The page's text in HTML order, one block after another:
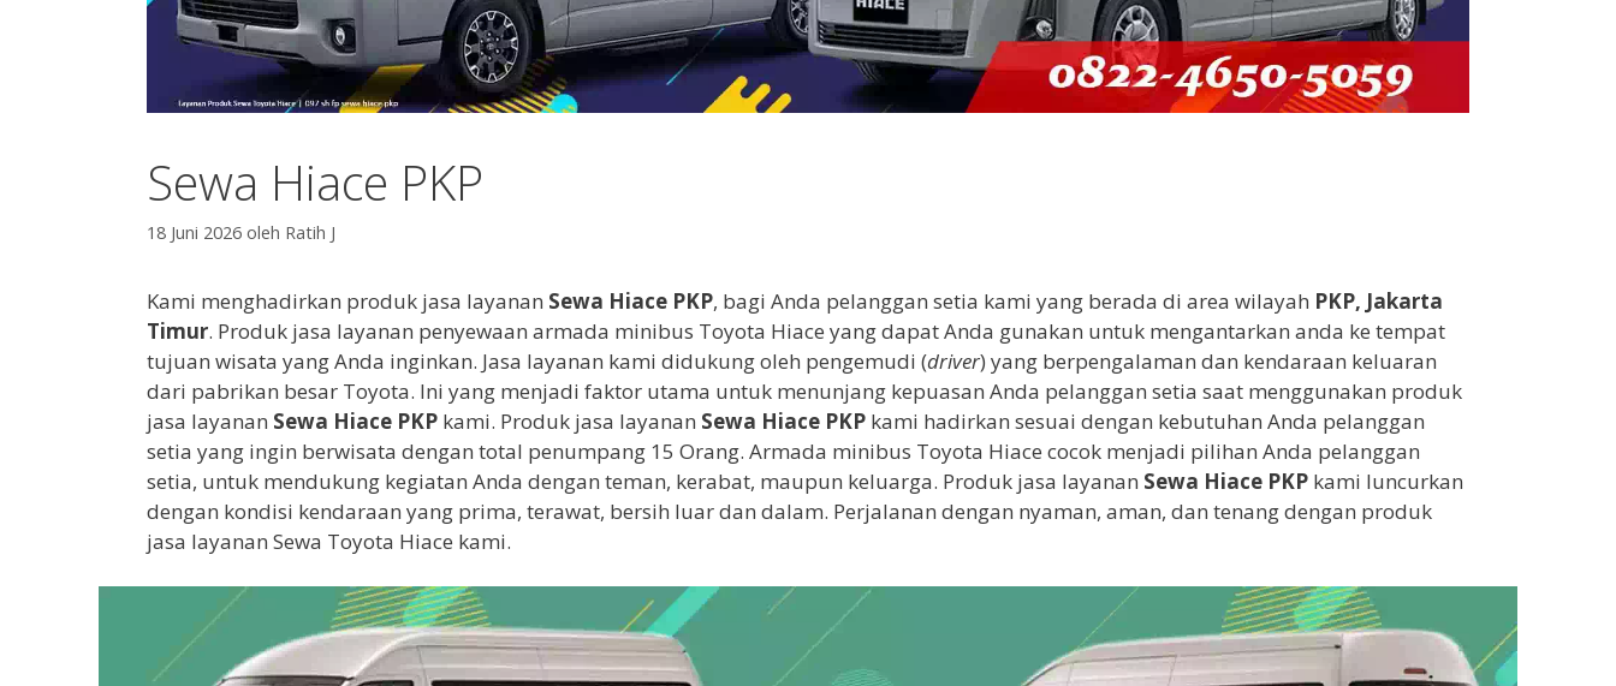
Sewa Hiace PKP
18 Juni 2026 oleh Ratih J
Kami menghadirkan produk jasa layanan Sewa Hiace PKP, bagi Anda pelanggan setia kami yang berada di area wilayah PKP, Jakarta
Timur. Produk jasa layanan penyewaan armada minibus Toyota Hiace yang dapat Anda gunakan untuk mengantarkan anda ke tempat
tujuan wisata yang Anda inginkan. Jasa layanan kami didukung oleh pengemudi (driver) yang berpengalaman dan kendaraan keluaran
dari pabrikan besar Toyota. Ini yang menjadi faktor utama untuk menunjang kepuasan Anda pelanggan setia saat menggunakan produk
jasa layanan Sewa Hiace PKP kami. Produk jasa layanan Sewa Hiace PKP kami hadirkan sesuai dengan kebutuhan Anda pelanggan
setia yang ingin berwisata dengan total penumpang 15 Orang. Armada minibus Toyota Hiace cocok menjadi pilihan Anda pelanggan
setia, untuk mendukung kegiatan Anda dengan teman, kerabat, maupun keluarga. Produk jasa layanan Sewa Hiace PKP kami luncurkan
dengan kondisi kendaraan yang prima, terawat, bersih luar dan dalam. Perjalanan dengan nyaman, aman, dan tenang dengan produk
jasa layanan Sewa Toyota Hiace kami.